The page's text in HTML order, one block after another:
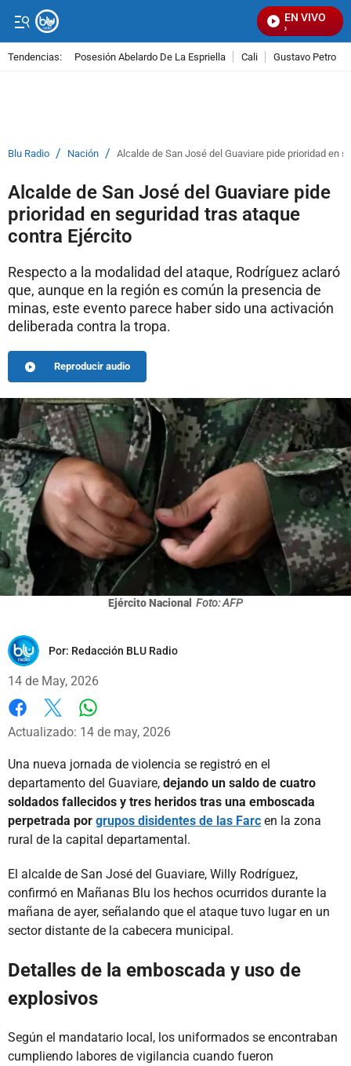
EN VIVO
Tendencias: Posesión Abelardo De La Espriella Cali Gustavo Petro
Blu Radio / Nación / Alcalde de San José del Guaviare pide prioridad en
Alcalde de San José del Guaviare pide
prioridad en seguridad tras ataque
contra Ejército
Respecto a la modalidad del ataque, Rodríguez aclaró
que, aunque en la región es común la presencia de
minas, este evento parece haber sido una activación
deliberada contra la tropa.
Reproducir audio
Ejército Nacional Foto: AFP
Por: Redacción BLU Radio
14 de May, 2026
Facebook
X
Actualizado: 14 de may, 2026
Una nueva jornada de violencia se registró en el
departamento del Guaviare, dejando un saldo de cuatro
soldados fallecidos y tres heridos tras una emboscada
perpetrada por grupos disidentes de las Farc en la zona
rural de la capital departamental.
El alcalde de San José del Guaviare, Willy Rodríguez,
confirmó en Mañanas Blu los hechos ocurridos durante la
mañana de ayer, señalando que el ataque tuvo lugar en un
sector distante de la cabecera municipal.
Detalles de la emboscada y uso de
explosivos
Según el mandatario local, los uniformados se encontraban
cumpliendo labores de vigilancia cuando fueron